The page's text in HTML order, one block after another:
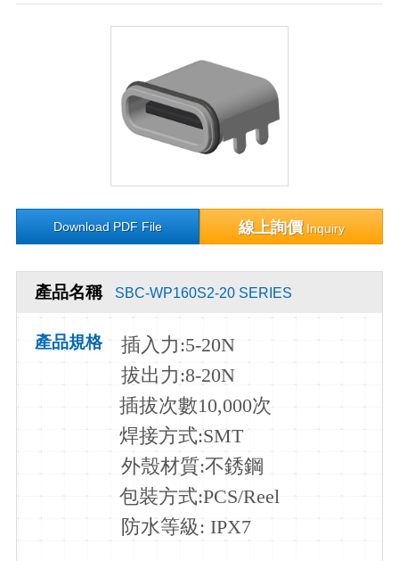
Download PDF File 線上詢價Inquiry
產品名稱 SBC-WP160S2-20 SERIES
產品規格 插入力:5-20N
拔出力:8-20N
插拔次數10,000次
焊接方式:SMT
外殼材質:不銹鋼
包裝方式:PCS/Reel
防水等級: IPX7